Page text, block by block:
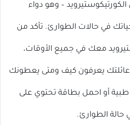
– وهو دواء
في حالات الطوارئ. تأكد من
معك في جميع الأوقات،
يعرفون كيف ومتى يعطونك
طبية أو احمل بطاقة تحتوي على
الطوارئ.